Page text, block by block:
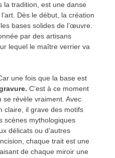
la tradition, est une danse
Dès le début, la création
bases solides de l’œuvre.
par des artisans
lequel le maître verrier va
une fois que la base est
C’est à ce moment
se révèle vraiment. Avec
claire, il grave des motifs
scènes mythologiques
délicats ou d’autres
chaque trait est une
de chaque miroir une